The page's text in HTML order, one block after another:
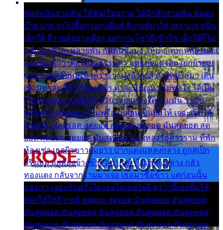
พ่อส่งเงินสามพัน ให้ฉันเรียนราม ได้อีกสักสามพัน ฉันคง
บ๊าย บาย จะไปซื้อกางเกงยีนส์ ลีวายส์มาใส่ เพราะเราเป็น
เด็กใต้ ลีวายส์อย่างเดียว อยากจะโชว์ถึงหิวโซ เด็กใต้ก็ไม่
หวั่น ตกตัวละหลายพัน กัดฟันซื้อมา ให้เด็กเทพเหลียวมอง
และต้องรู้ว่า เด็กใต้ไม่ธรรมดา แต่สุดยอด เดินโยกย้ายเย
ยวน กวนโอ๊ยพอได้ เพราะว่านุ่งลีวายส์ ตัวใหม่ใส่มา เดิน
เข้ามหาลัย จิ๊กโก๊มองหน้า ท่าจะมีปัญหา ไม่พอใจ ได้เป็น
เรื่องแน่นอน แต่ฉันไม่หวั่น เลยแหลงใต้ถามมัน ว่ามัน
พรั่นพรือ มันตอบว่าไม่พรื่อ เปลี่ยนเป็นยิ้มให้ เจอะเด็กใต้
ด้วยกัน ก็เลยรอด สุดยอด สุดยอด สุดยอด มันสุดยอด สุด
ยอด สุดยอด สุดยอด มันสุดยอด แอบหลงรักสาวราม ที่พัก
ห้องเช่า เธอผิวขาวผมยาว ปากแดงแหลงกลาง ถูกสเป็ก
จริงเธอ อยู่ห้องข้างข้าง อยากเข้าไปแหลงกลาง กลัว
ทองแดง กลับจากรามมาเจอ เธอมาซื้อข้าว แต่ก่อนนั้น
สองเรา เจอะกันครั้งใด เธอไม่เคยไยดี คราวนี้เธอยิ้มให้
ต้องให้ใส่ลีวายส์ สุดยอด สุดยอด มันสุดยอด มันสุดยอด
มันสุดยอด มันสุดยอด มันสุดยอด มันสุดยอด มันสุดยอด
มันสุดยอด มันสุดยอด มันสุดยอด มันสุดยอด มันสุดยอด